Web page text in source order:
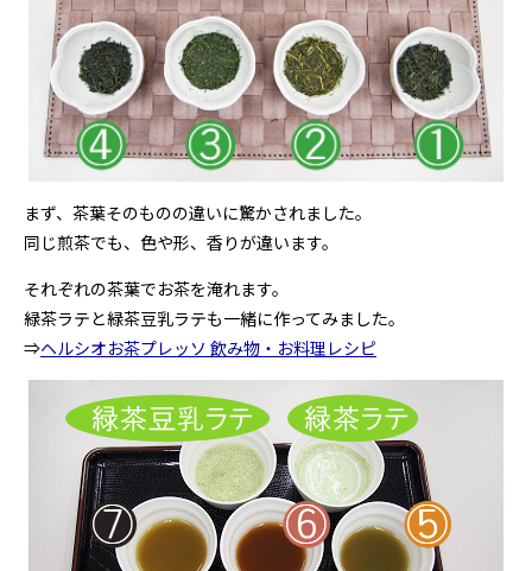
まず、茶葉そのものの違いに驚かされました。
同じ煎茶でも、色や形、香りが違います。
それぞれの茶葉でお茶を淹れます。
緑茶ラテと緑茶豆乳ラテも一緒に作ってみました。
⇒ヘルシオお茶プレッソ 飲み物・お料理レシピ